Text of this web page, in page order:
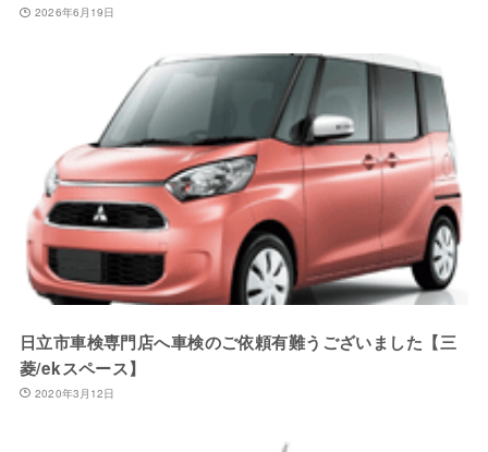
2026年6月19日
日立市車検専門店へ車検のご依頼有難うございました【三
菱/ekスペース】
2020年3月12日